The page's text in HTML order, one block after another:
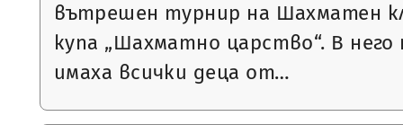
вътрешен турнир на Шахматен
купа „Шахматно царство“. В него
имаха всички деца от…